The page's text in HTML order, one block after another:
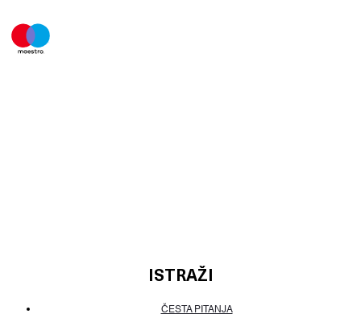
ISTRAŽI
ČESTA PITANJA